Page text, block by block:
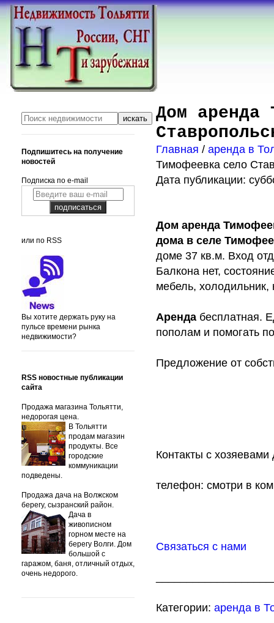
Дом аренда
Главная / аренда в
Тимофеевка село
Дата публикации:
Дом аренда
дома в селе
доме 37 кв.м. Вход
Балкона нет,
мебель, холодильник,
Аренда бесплатная.
пополам и помогать
Предложение от
Контакты с хозяевами
телефон: смотри в
Связаться с нами
Категории: аренда в
Подпишитесь на получение
новостей
Подписка по e-mail
или по RSS
Вы хотите держать руку на
пульсе времени рынка
недвижимости?
RSS новостные публикации
сайта
Продажа магазина Тольятти,
недорогая цена.
В Тольятти
продам магазин
продукты. Все
городские
коммуникации
подведены.
Продажа дача на Волжском
берегу, сызранский район.
Дача в
живописном
горном месте на
берегу Волги. Дом
большой с
гаражом, баня, отличный отдых,
очень недорого.